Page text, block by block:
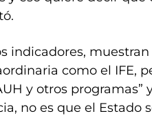
indicadores,
como el IFE,
y otros programas”
no es que el Estado